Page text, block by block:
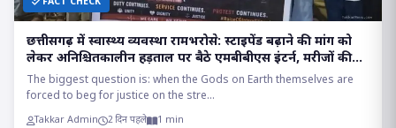
FACT CHECK
छत्तीसगढ़ में स्वास्थ्य व्यवस्था रामभरोसे: स्टाइपेंड बढ़ाने की मांग को
लेकर अनिश्चितकालीन हड़ताल पर बैठे एमबीबीएस इंटर्न, मरीजों की
सांसों पर संकट!!
The biggest question is: when the Gods on Earth themselves are
forced to beg for justice on the stre...
Takkar Admin 2 दिन पहले 1 min